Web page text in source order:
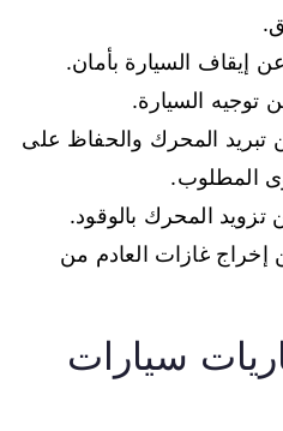
إيقاف السيارة بأمان.
توجيه السيارة.
تبريد المحرك والحفاظ على
المطلوب.
المحرك بالوقود.
غازات العادم من
سيارات